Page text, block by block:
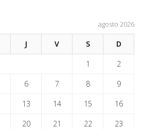
agosto 2026
J V S D
1 2
6 7 8 9
13 14 15 16
20 21 22 23